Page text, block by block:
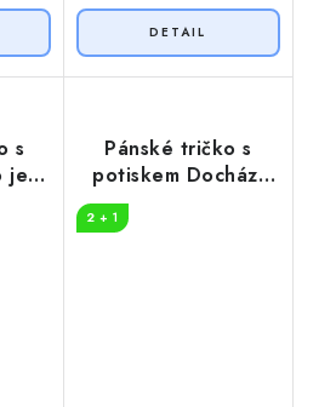
s
je
Pánské tričko s
potiskem Dochází
2 + 1